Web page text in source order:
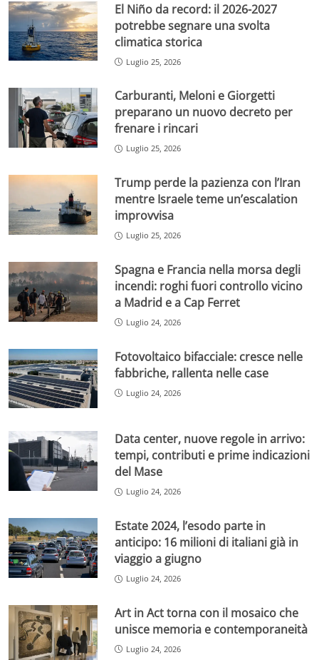
El Niño da record: il 2026-2027
potrebbe segnare una svolta
climatica storica
Luglio 25, 2026
Carburanti, Meloni e Giorgetti
preparano un nuovo decreto per
frenare i rincari
Luglio 25, 2026
Trump perde la pazienza con l’Iran
mentre Israele teme un’escalation
improvvisa
Luglio 25, 2026
Spagna e Francia nella morsa degli
incendi: roghi fuori controllo vicino
a Madrid e a Cap Ferret
Luglio 24, 2026
Fotovoltaico bifacciale: cresce nelle
fabbriche, rallenta nelle case
Luglio 24, 2026
Data center, nuove regole in arrivo:
tempi, contributi e prime indicazioni
del Mase
Luglio 24, 2026
Estate 2024, l’esodo parte in
anticipo: 16 milioni di italiani già in
viaggio a giugno
Luglio 24, 2026
Art in Act torna con il mosaico che
unisce memoria e contemporaneità
Luglio 24, 2026